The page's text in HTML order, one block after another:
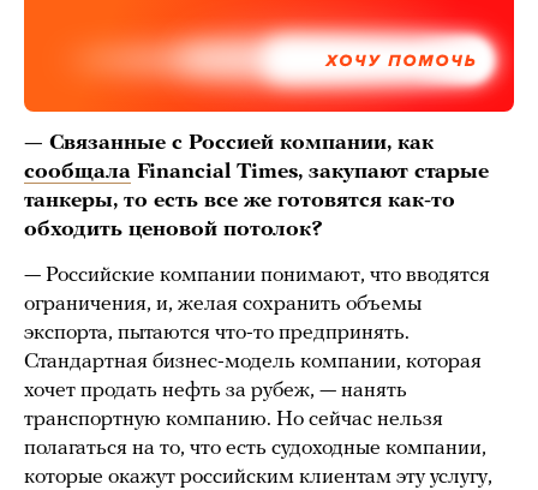
ХОЧУ ПОМОЧЬ
— Связанные с Россией компании, как
сообщала Financial Times, закупают старые
танкеры, то есть все же готовятся как-то
обходить ценовой потолок?
— Российские компании понимают, что вводятся
ограничения, и, желая сохранить объемы
экспорта, пытаются что-то предпринять.
Стандартная бизнес-модель компании, которая
хочет продать нефть за рубеж, — нанять
транспортную компанию. Но сейчас нельзя
полагаться на то, что есть судоходные компании,
которые окажут российским клиентам эту услугу,